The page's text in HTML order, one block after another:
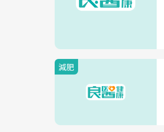
減肥